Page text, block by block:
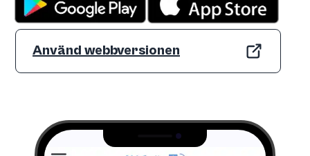
Använd webbversionen